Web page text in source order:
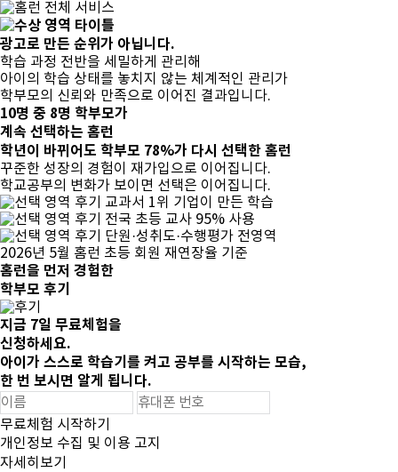
광고로 만든 순위가 아닙니다.
학습 과정 전반을 세밀하게 관리해
아이의 학습 상태를 놓치지 않는 체계적인 관리가
학부모의 신뢰와 만족으로 이어진 결과입니다.
10명 중 8명 학부모가
계속 선택하는 홈런
학년이 바뀌어도 학부모 78%가 다시 선택한 홈런
꾸준한 성장의 경험이 재가입으로 이어집니다.
학교공부의 변화가 보이면 선택은 이어집니다.
교과서 1위 기업이 만든 학습
전국 초등 교사 95% 사용
단원·성취도·수행평가 전영역
2026년 5월 홈런 초등 회원 재연장율 기준
홈런을 먼저 경험한
학부모 후기
지금 7일 무료체험을
신청하세요.
아이가 스스로 학습기를 켜고 공부를 시작하는 모습,
한 번 보시면 알게 됩니다.
무료체험 시작하기
개인정보 수집 및 이용 고지
자세히보기